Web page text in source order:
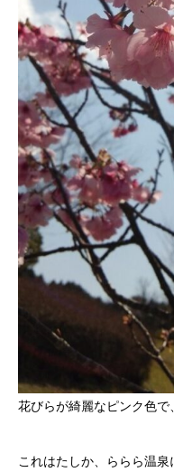
花びらが綺麗なピンク色で
これはたしか、ららら温